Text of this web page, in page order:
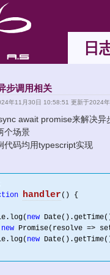
日
步调用相关
年11月30日 10:58:51 更新于2024
await promise来解决异
个场景
代码均用typescript实现
handler () {
new
new Promise(resolve =>
new